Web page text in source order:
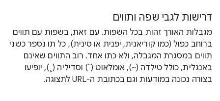
דרישות לגבי שפה ותווים
מגבלות האורך זהות בכל השפות. עם זאת, בשפות עם תווים
ברוחב כפול (כמו קוריאנית, יפנית או סינית), כל תו נספר כשני
תווים במסגרת המגבלה, ולא כתו אחד. רוב התווים שאינם
באנגלית, כולל טילדה (~), אומלאוט (¨) וסדיליה (¸), יופיעו
בצורה נכונה במודעות וגם בכתובת ה-URL לתצוגה.